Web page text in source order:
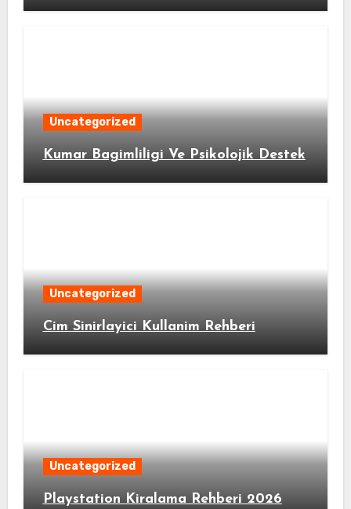
Uncategorized
Kumar Bagimliligi Ve Psikolojik Destek
Uncategorized
Cim Sinirlayici Kullanim Rehberi
Uncategorized
Playstation Kiralama Rehberi 2026